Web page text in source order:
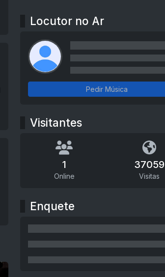
Locutor no Ar
Pedir Música
Visitantes
1
Online
37059
Visitas
Enquete